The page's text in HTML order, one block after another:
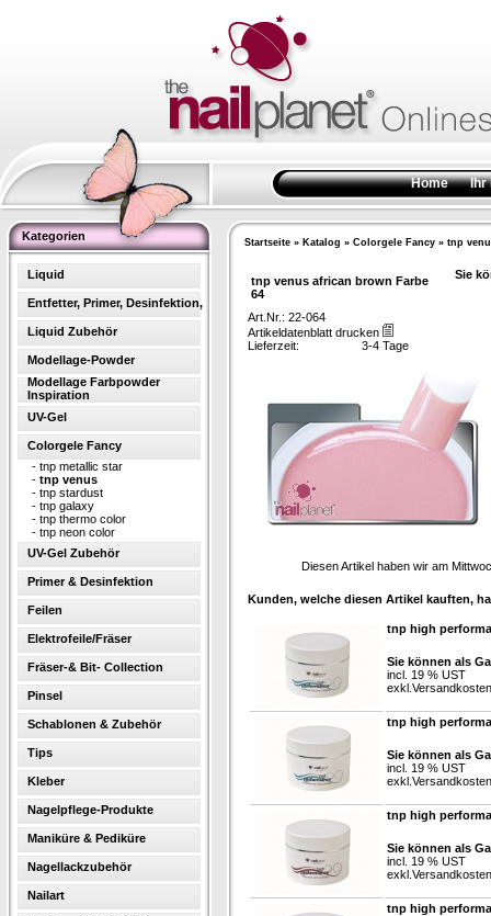
Home Ihr
Kategorien
Liquid
Entfetter, Primer, Desinfektion,
Liquid Zubehör
Modellage-Powder
Modellage Farbpowder
Inspiration
UV-Gel
Colorgele Fancy
- tnp metallic star
- tnp venus
- tnp stardust
- tnp galaxy
- tnp thermo color
- tnp neon color
UV-Gel Zubehör
Primer & Desinfektion
Feilen
Elektrofeile/Fräser
Fräser-& Bit- Collection
Pinsel
Schablonen & Zubehör
Tips
Kleber
Nagelpflege-Produkte
Maniküre & Pediküre
Nagellackzubehör
Nailart
Startseite » Katalog » Colorgele Fancy » tnp
tnp venus african brown Farbe
64
Sie
Art.Nr.: 22-064
Artikeldatenblatt drucken
Lieferzeit:
3-4 Tage
Diesen Artikel haben wir am
Kunden, welche diesen Artikel kauften,
tnp high
Sie können als
incl. 19 % UST
exkl. Versandkosten
tnp high
Sie können als
incl. 19 % UST
exkl. Versandkosten
tnp high
Sie können als
incl. 19 % UST
exkl. Versandkosten
tnp high